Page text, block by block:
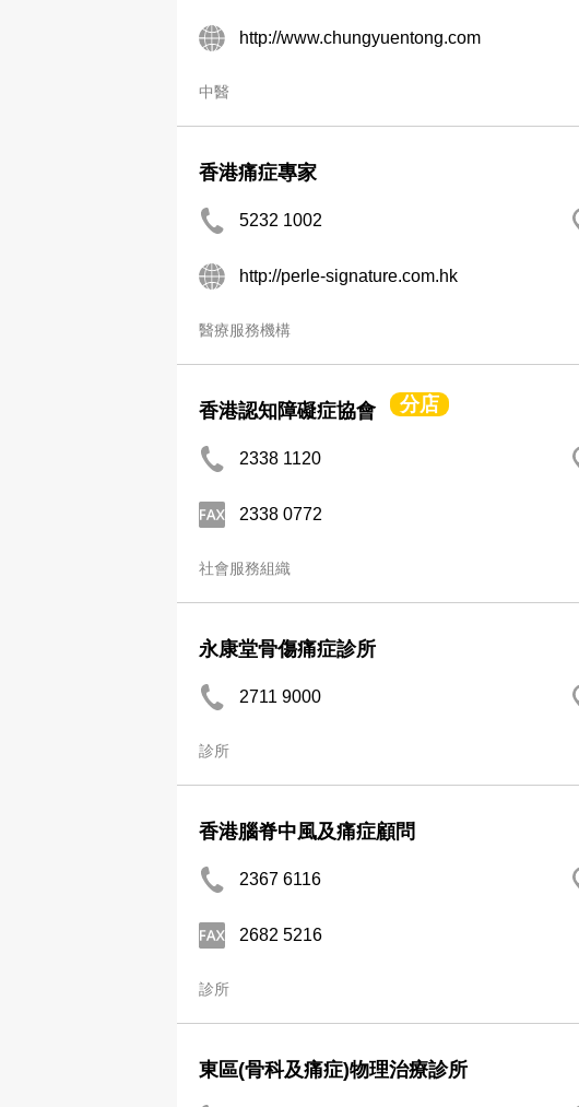
http://www.chungyuentong.com
中醫
香港痛症專家
5232 1002
http://perle-signature.com.hk
醫療服務機構
香港認知障礙症協會 分店
2338 1120
2338 0772
社會服務組織
永康堂骨傷痛症診所
2711 9000
診所
香港腦脊中風及痛症顧問
2367 6116
2682 5216
診所
東區(骨科及痛症)物理治療診所